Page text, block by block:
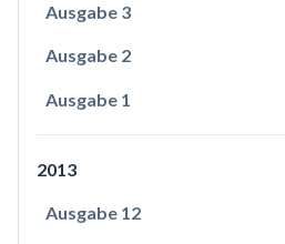
Ausgabe 3
Ausgabe 2
Ausgabe 1
2013
Ausgabe 12